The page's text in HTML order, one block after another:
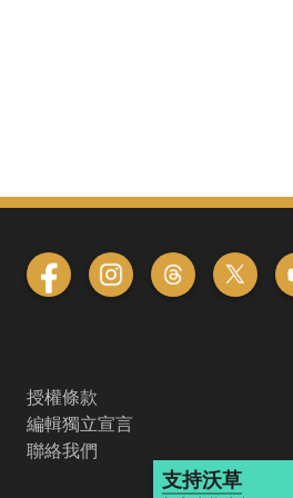
授權條款
編輯獨立宣言
聯絡我們
支持沃草